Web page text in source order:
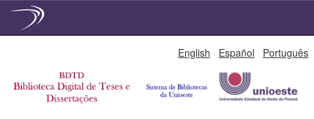
English Español Português